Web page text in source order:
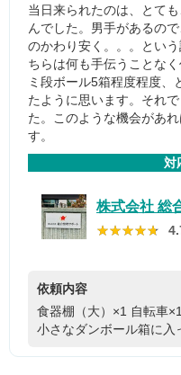
当日来られたのは、とて
んでした。男手があるの
のかわり安く。。。とい
ちらは何も手伝うことな
ミ段ボール5箱程度程度、
たように思います。それ
た。このような機会があ
す。
対
株式会社 総
★★★★★
★★★★★
依頼内容
食器棚（大）×1 自転車×1
小さなダンボール箱に入